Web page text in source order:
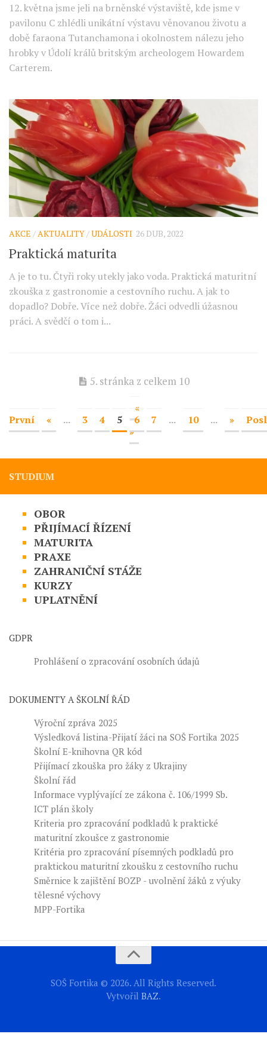
12. května jsme jeli na brněnské výstaviště, kde jsme v
pavilonu C zhlédli unikátní výstavu věnovanou životu a
době faraona Tutanchamona i okolnostem nálezu jeho
hrobky v Údolí králů britským archeologem Howardem
Carterem.
AKCE / AKTUALITY /UDÁLOSTI 26 DUB, 2022
Praktická maturita
A je to tu. Čtyři roky utekly jako voda. Praktická maturitní
zkouška z gastronomie a cestovního ruchu. A jak to
dopadlo? Dobře. Více než dobře. Žáci odvedli úžasnou
práci. A svědčí o tom i...
5. stránka z celkem 10
«
První
« ... 3 4 5 6 7 ... 10 ... »
»
STUDIUM
OBOR
PŘIJÍMACÍ ŘÍZENÍ
MATURITA
PRAXE
ZAHRANIČNÍ STÁŽE
KURZY
UPLATNĚNÍ
GDPR
Prohlášení o zpracování osobních údajů
DOKUMENTY A ŠKOLNÍ ŘÁD
Výroční zpráva 2025
Výsledková listina-Přijatí žáci na SOŠ Fortika 2025
Školní E-knihovna QR kód
Přijímací zkouška pro žáky z Ukrajiny
Školní řád
Informace vyplývající ze zákona č. 106/1999 Sb.
ICT plán školy
Kriteria pro zpracování podkladů k praktické
maturitní zkoušce z gastronomie
Kritéria pro zpracování písemných podkladů pro
praktickou maturitní zkoušku z cestovního ruchu
Směrnice k zajištění BOZP - uvolnění žáků z výuky
tělesné výchovy
MPP-Fortika
SOŠ Fortika © 2026. All Rights Reserved.
Vytvořil BAZ.